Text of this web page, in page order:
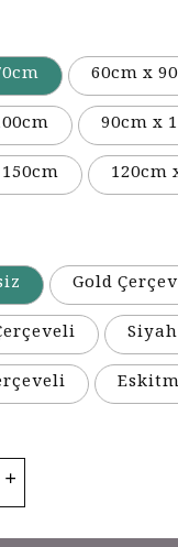
60cm x
90cm x
120cm
Gold